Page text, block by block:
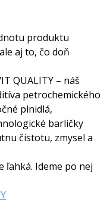
produktu
aj to, čo doň
QUALITY – náš
petrochemického
plnidlá,
barličky
čistotu, zmysel a
ľahká. Ideme po nej